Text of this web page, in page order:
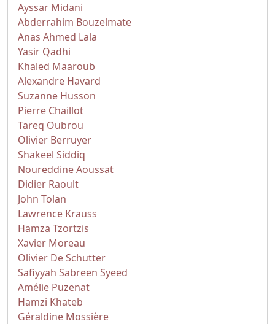
Ayssar Midani
Abderrahim Bouzelmate
Anas Ahmed Lala
Yasir Qadhi
Khaled Maaroub
Alexandre Havard
Suzanne Husson
Pierre Chaillot
Tareq Oubrou
Olivier Berruyer
Shakeel Siddiq
Noureddine Aoussat
Didier Raoult
John Tolan
Lawrence Krauss
Hamza Tzortzis
Xavier Moreau
Olivier De Schutter
Safiyyah Sabreen Syeed
Amélie Puzenat
Hamzi Khateb
Géraldine Mossière